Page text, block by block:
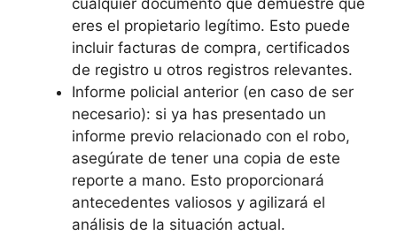
eres el propietario legítimo. Esto puede
incluir facturas de compra, certificados
de registro u otros registros relevantes.
Informe policial anterior (en caso⁣ de ser⁣
necesario): si ya has presentado un
informe previo relacionado con el robo,
asegúrate ⁢de tener‍ una copia de este
reporte⁣ a⁣ mano. Esto proporcionará
antecedentes valiosos y‍ agilizará el
análisis de la situación actual.